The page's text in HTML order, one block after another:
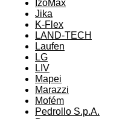
IzoMax
Jika
K-Flex
LAND-TECH
Laufen
LG
LIV
Mapei
Marazzi
Mofém
Pedrollo S.p.A.